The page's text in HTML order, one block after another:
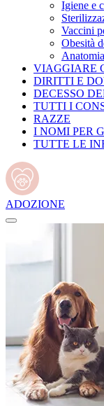
Igiene e
Vaccini
Obesità
VIAGGIARE
DIRITTI E
DECESSO
TUTTI I
RAZZE
I NOMI PER
TUTTE LE
ADOZIONE